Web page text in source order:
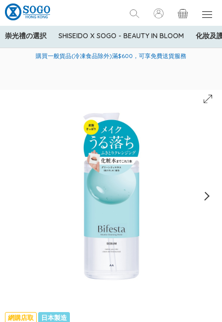
崇光禮の選択 SHISEIDO X SOGO - BEAUTY IN BLOOM 化妝及
美國運通Explorer®信用卡會員購物禮遇：高達5%簽賬回贈！
購買一般貨品(冷凍食品除外)滿$600，可享免費送貨服務
寄送中國內地服務只適用於指定商品，若訂單金額少於HK$600(折
網購店取 日本製造